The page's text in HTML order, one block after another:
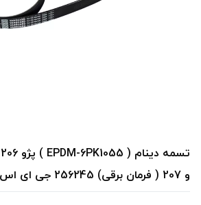
و 207 ( فرمان برقی) 256245 جی ای اس پی